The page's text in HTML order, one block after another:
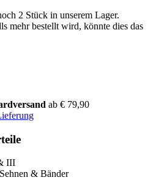
2 Stück in unserem Lager.
mehr bestellt wird, könnte dies das
ab € 79,90
III
& Bänder